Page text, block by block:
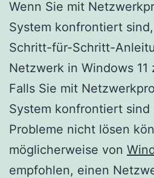
Wenn Sie mit
System konfrontiert
Schritt-für-Schritt-
Netzwerk in Windows 11
Falls Sie mit
System konfrontiert sind
Probleme nicht lösen
möglicherweise von
empfohlen, einen